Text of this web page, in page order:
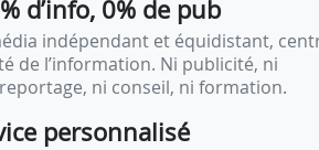
d’info, 0% de pub
indépendant et équidistant,
de l’information. Ni publicité, ni
ni conseil, ni formation.
personnalisé